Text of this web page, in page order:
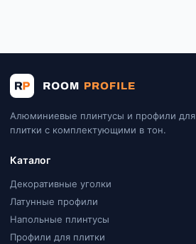
Алюминиевые плинтусы и профили для
плитки с комплектующими в тон.
Каталог
Декоративные уголки
Латунные профили
Напольные плинтусы
Профили для плитки